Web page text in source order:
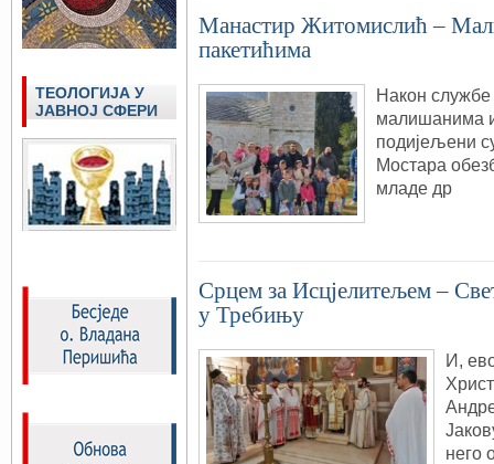
Манастир Житомислић –
пакетићима
Након
малишанима
подијељени
Мостара
младе др
Срцем за Исцјелитељем –
у Требињу
И,
него
ТЕОЛОГИЈА У
ЈАВНОЈ СФЕРИ